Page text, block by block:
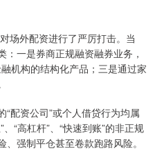
场外配资进行了严厉打击。当
一是券商正规融资融券业务，
机构的结构化产品；三是通过家
配资公司”或个人借贷行为均属
“高杠杆”、“快速到账”的非正规
强制平仓甚至卷款跑路风险。